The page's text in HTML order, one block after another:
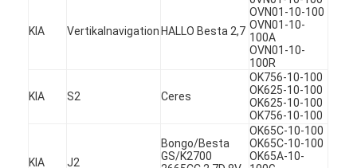
Motorzylinderzylinderblock
KIA Vertikalnavigation HALLO Besta 2,7
OVN01-10-100
OVN01-10-
100A
OVN01-10-
100R
KIA S2 Ceres
OK756-10-100
OK625-10-100
OK625-10-100
OK756-10-100
KIA J2
Bongo/Besta
GS/K2700
OK65C-10-100
OK65C-10-100
OK65A-10-